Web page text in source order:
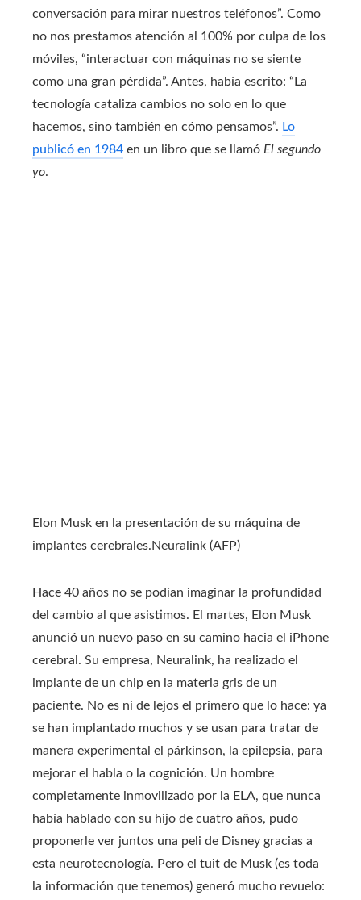
conversación para mirar nuestros teléfonos”. Como
no nos prestamos atención al 100% por culpa de los
móviles, “interactuar con máquinas no se siente
como una gran pérdida”. Antes, había escrito: “La
tecnología cataliza cambios no solo en lo que
hacemos, sino también en cómo pensamos”. Lo
publicó en 1984 en un libro que se llamó El segundo
yo.
Elon Musk en la presentación de su máquina de
implantes cerebrales.Neuralink (AFP)
Hace 40 años no se podían imaginar la profundidad
del cambio al que asistimos. El martes, Elon Musk
anunció un nuevo paso en su camino hacia el iPhone
cerebral. Su empresa, Neuralink, ha realizado el
implante de un chip en la materia gris de un
paciente. No es ni de lejos el primero que lo hace: ya
se han implantado muchos y se usan para tratar de
manera experimental el párkinson, la epilepsia, para
mejorar el habla o la cognición. Un hombre
completamente inmovilizado por la ELA, que nunca
había hablado con su hijo de cuatro años, pudo
proponerle ver juntos una peli de Disney gracias a
esta neurotecnología. Pero el tuit de Musk (es toda
la información que tenemos) generó mucho revuelo: